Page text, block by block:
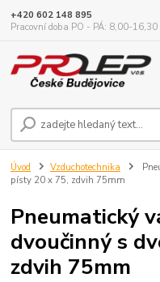
+420 602 148 895
Pracovní doba PO - PÁ: 8,00-16,30
Úvod Vzduchotechnika
písty 20 x 75, zdvih 75mm
Pneumatický
dvoučinný s
zdvih 75mm